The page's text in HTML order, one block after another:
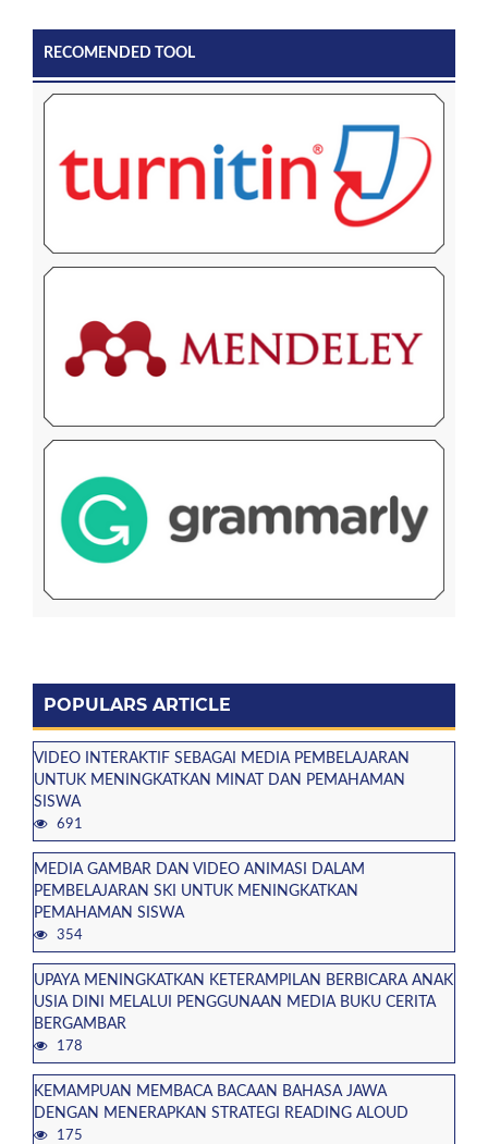
RECOMENDED TOOL
POPULARS ARTICLE
VIDEO INTERAKTIF SEBAGAI MEDIA PEMBELAJARAN
UNTUK MENINGKATKAN MINAT DAN PEMAHAMAN
SISWA
691
MEDIA GAMBAR DAN VIDEO ANIMASI DALAM
PEMBELAJARAN SKI UNTUK MENINGKATKAN
PEMAHAMAN SISWA
354
UPAYA MENINGKATKAN KETERAMPILAN BERBICARA ANAK
USIA DINI MELALUI PENGGUNAAN MEDIA BUKU CERITA
BERGAMBAR
178
KEMAMPUAN MEMBACA BACAAN BAHASA JAWA
DENGAN MENERAPKAN STRATEGI READING ALOUD
175